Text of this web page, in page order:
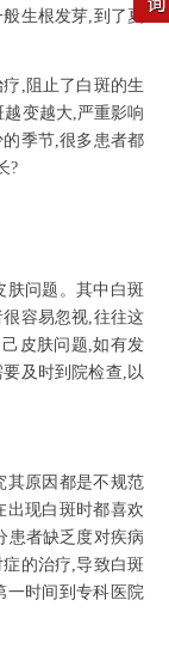
生根发芽,到了夏
,阻止了白斑的生
变越大,严重影响
季节,很多患者都
?
问题。其中白斑
容易忽视,往往这
皮肤问题,如有发
及时到院检查,以
原因都是不规范
出现白斑时都喜欢
患者缺乏度对疾病
的治疗,导致白斑
一时间到专科医院